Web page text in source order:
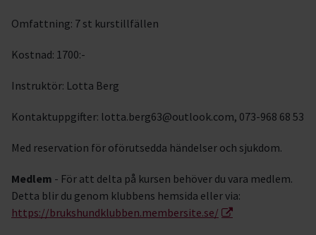
Omfattning: 7 st kurstillfällen
Kostnad: 1700:-
Instruktör: Lotta Berg
Kontaktuppgifter: lotta.berg63@outlook.com, 073-968 68 53
Med reservation för oförutsedda händelser och sjukdom.
Medlem - För att delta på kursen behöver du vara medlem.
Detta blir du genom klubbens hemsida eller via:
https://brukshundklubben.membersite.se/